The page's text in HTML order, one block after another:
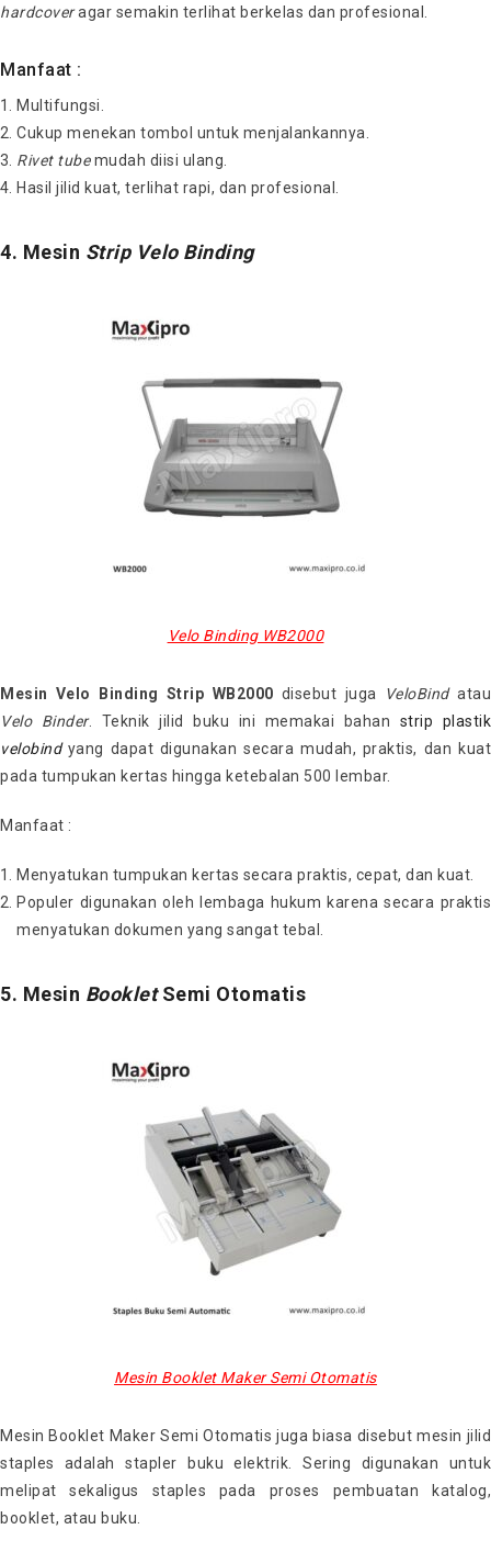
hardcoveragar semakin terlihat berkelas dan profesional.
Manfaat :
Multifungsi.
Cukup menekan tombol untuk menjalankannya.
Rivet tubemudah diisi ulang.
Hasil jilid kuat, terlihat rapi, dan profesional.
4. Mesin Strip Velo Binding
Velo Binding WB2000
Mesin Velo Binding Strip WB2000 disebut juga VeloBindatau
Velo Binder. Teknik jilid buku ini memakai bahan strip plastik
velobindyang dapat digunakan secara mudah, praktis, dan kuat
pada tumpukan kertas hingga ketebalan 500 lembar.
Manfaat :
Menyatukan tumpukan kertas secara praktis, cepat, dan kuat.
Populer digunakan oleh lembaga hukum karena secara praktis
menyatukan dokumen yang sangat tebal.
5. Mesin BookletSemi Otomatis
Mesin Booklet Maker Semi Otomatis
Mesin Booklet Maker Semi Otomatis juga biasa disebut mesin jilid
staples adalah stapler buku elektrik. Sering digunakan untuk
melipat sekaligus staples pada proses pembuatan katalog,
booklet, atau buku.